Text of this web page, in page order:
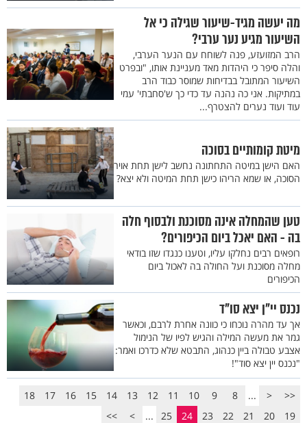
מה יעשה מגיד-שיעור שגילה כי אל
השיעור מגיע נער ערבי?
הרב המזועזע, פנה לשוחח עם הנער הערבי,
והלה סיפר כי היהדות מאד מעניינת אותו, "ובפרט
השיעור המתובל בבדיחות שמוסר כבוד הרב
במתיקות. אני כה נהנה עד כדי כך ש'סחבתי' עמי
עוד ועוד נערים להצטרף...
מיטת קומותיים בסוכה
האם הישן במיטה התחתונה נחשב לישן תחת אויר
הסוכה, או שמא הריהו כישן תחת המיטה ולא יצא?
טען שהמחלה אינה מסוכנת ולבסוף חלה
בה - האם יאכל ביום הכיפורים?
רופאים רבים נחלקו עליו, וטענו כנגדו שזו בודאי
מחלה מסוכנת ועל החולה בה לאכול ביום
הכיפורים
נכנס יי"ן יצא סו"ד
אך עד מהרה נוכחו כי כוונה אחרת לרבם, וכאשר
גמר את מעשה המילה והגיש לפיו של הנימול
אצבע טבולה ביין כנהוג, התבטא שלא כדרכו ואמר:
"נכנס יין יצא סוד"!
<<
<
...
8
9
10
11
12
13
14
15
16
17
18
19
20
21
22
23
24
25
...
>
>>